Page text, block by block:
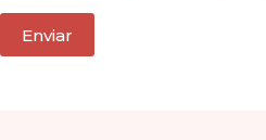
Enviar